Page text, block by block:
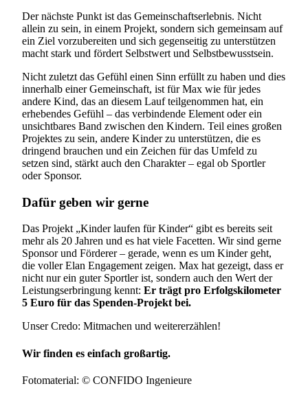
Der nächste Punkt ist das Gemeinschaftserlebnis. Nicht
allein zu sein, in einem Projekt, sondern sich gemeinsam auf
ein Ziel vorzubereiten und sich gegenseitig zu unterstützen
macht stark und fördert Selbstwert und Selbstbewusstsein.
Nicht zuletzt das Gefühl einen Sinn erfüllt zu haben und dies
innerhalb einer Gemeinschaft, ist für Max wie für jedes
andere Kind, das an diesem Lauf teilgenommen hat, ein
erhebendes Gefühl – das verbindende Element oder ein
unsichtbares Band zwischen den Kindern. Teil eines großen
Projektes zu sein, andere Kinder zu unterstützen, die es
dringend brauchen und ein Zeichen für das Umfeld zu
setzen sind, stärkt auch den Charakter – egal ob Sportler
oder Sponsor.
Dafür geben wir gerne
Das Projekt „Kinder laufen für Kinder“ gibt es bereits seit
mehr als 20 Jahren und es hat viele Facetten. Wir sind gerne
Sponsor und Förderer – gerade, wenn es um Kinder geht,
die voller Elan Engagement zeigen. Max hat gezeigt, dass er
nicht nur ein guter Sportler ist, sondern auch den Wert der
Leistungserbringung kennt: Er trägt pro Erfolgskilometer
5 Euro für das Spenden-Projekt bei.
Unser Credo: Mitmachen und weitererzählen!
Wir finden es einfach großartig.
Fotomaterial: © CONFIDO Ingenieure